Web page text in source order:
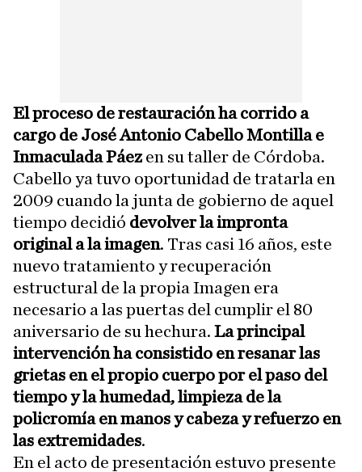
El proceso de restauración ha corrido a
cargo de José Antonio Cabello Montilla e
Inmaculada Páezen su taller de Córdoba.
Cabello ya tuvo oportunidad de tratarla en
2009 cuando la junta de gobierno de aquel
tiempo decidió devolver la impronta
original a la imagen. Tras casi 16 años, este
nuevo tratamiento y recuperación
estructural de la propia Imagen era
necesario a las puertas del cumplir el 80
aniversario de su hechura. La principal
intervención ha consistido en resanar las
grietas en el propio cuerpo por el paso del
tiempo y la humedad, limpieza de la
policromía en manos y cabeza y refuerzo en
las extremidades.
En el acto de presentación estuvo presente